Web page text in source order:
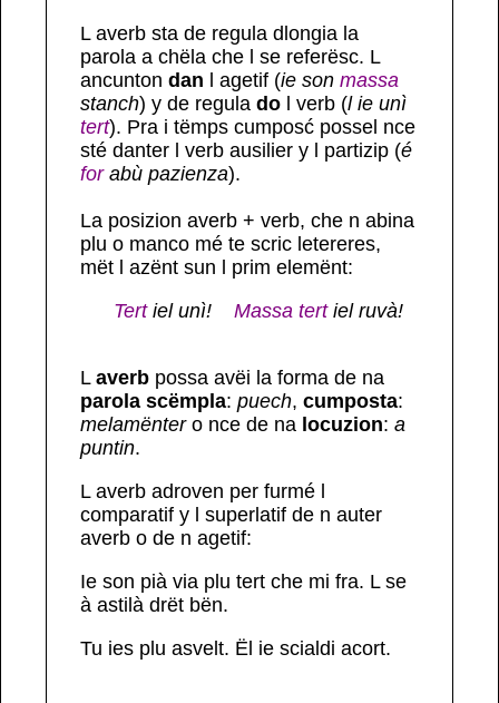
L averb sta de regula dlongia la
parola a chëla che l se referësc. L
ancunton dan l agetif (ie son massa
stanch) y de regula do l verb (l ie unì
tert). Pra i tëmps cumposć possel nce
sté danter l verb ausilier y l partizip (é
forabù pazienza).
La posizion averb + verb, che n abina
plu o manco mé te scric letereres,
mët l azënt sun l prim elemënt:
Tertiel unì! Massa tertiel ruvà!
L averb possa avëi la forma de na
parola scëmpla: puech, cumposta:
melamëntero nce de na locuzion: a
puntin.
L averb adroven per furmé l
comparatif y l superlatif de n auter
averb o de n agetif:
Ie son pià via plu tert che mi fra. L se
à astilà drët bën.
Tu ies plu asvelt. Ël ie scialdi acort.